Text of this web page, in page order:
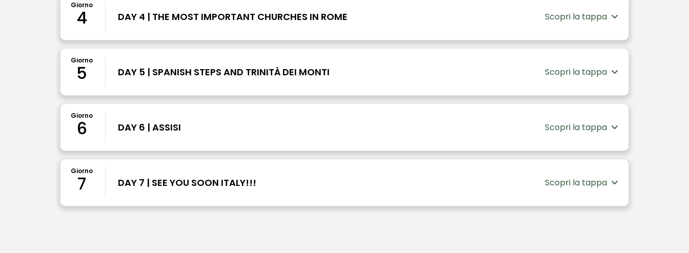
Giorno
4 DAY 4 | THE MOST IMPORTANT CHURCHES IN ROME Scopri la tappa
Giorno
5 DAY 5 | SPANISH STEPS AND TRINITÀ DEI MONTI Scopri la tappa
Giorno
6 DAY 6 | ASSISI Scopri la tappa
Giorno
7 DAY 7 | SEE YOU SOON ITALY!!! Scopri la tappa